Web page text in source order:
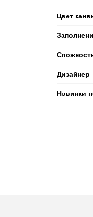
Цвет
Дизайнер
Новинки